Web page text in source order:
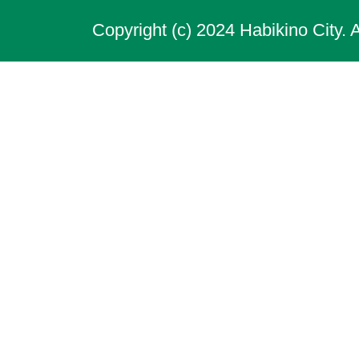
Copyright (c) 2024 Habikino City.